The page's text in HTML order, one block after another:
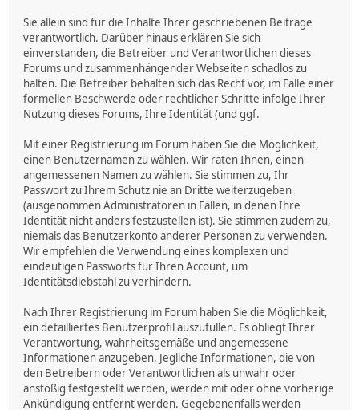
Sie allein sind für die Inhalte Ihrer geschriebenen Beiträge
verantwortlich. Darüber hinaus erklären Sie sich
einverstanden, die Betreiber und Verantwortlichen dieses
Forums und zusammenhängender Webseiten schadlos zu
halten. Die Betreiber behalten sich das Recht vor, im Falle einer
formellen Beschwerde oder rechtlicher Schritte infolge Ihrer
Nutzung dieses Forums, Ihre Identität (und ggf.
Mit einer Registrierung im Forum haben Sie die Möglichkeit,
einen Benutzernamen zu wählen. Wir raten Ihnen, einen
angemessenen Namen zu wählen. Sie stimmen zu, Ihr
Passwort zu Ihrem Schutz nie an Dritte weiterzugeben
(ausgenommen Administratoren in Fällen, in denen Ihre
Identität nicht anders festzustellen ist). Sie stimmen zudem zu,
niemals das Benutzerkonto anderer Personen zu verwenden.
Wir empfehlen die Verwendung eines komplexen und
eindeutigen Passworts für Ihren Account, um
Identitätsdiebstahl zu verhindern.
Nach Ihrer Registrierung im Forum haben Sie die Möglichkeit,
ein detailliertes Benutzerprofil auszufüllen. Es obliegt Ihrer
Verantwortung, wahrheitsgemäße und angemessene
Informationen anzugeben. Jegliche Informationen, die von
den Betreibern oder Verantwortlichen als unwahr oder
anstößig festgestellt werden, werden mit oder ohne vorherige
Ankündigung entfernt werden. Gegebenenfalls werden